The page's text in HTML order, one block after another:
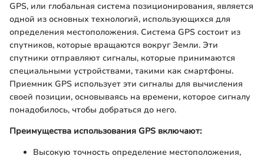
GPS, или глобальная система позиционирования, является
одной из основных технологий, использующихся для
определения местоположения. Система GPS состоит из
спутников, которые вращаются вокруг Земли. Эти
спутники отправляют сигналы, которые принимаются
специальными устройствами, такими как смартфоны.
Приемник GPS использует эти сигналы для вычисления
своей позиции, основываясь на времени, которое сигналу
понадобилось, чтобы добраться до него.
Преимущества использования GPS включают:
Высокую точность определение местоположения,